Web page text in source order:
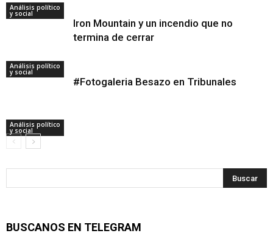
Análisis político
y social
Análisis político
y social
Iron Mountain y un incendio que no
termina de cerrar
Análisis político
y social
#Fotogaleria Besazo en Tribunales
BUSCANOS EN TELEGRAM